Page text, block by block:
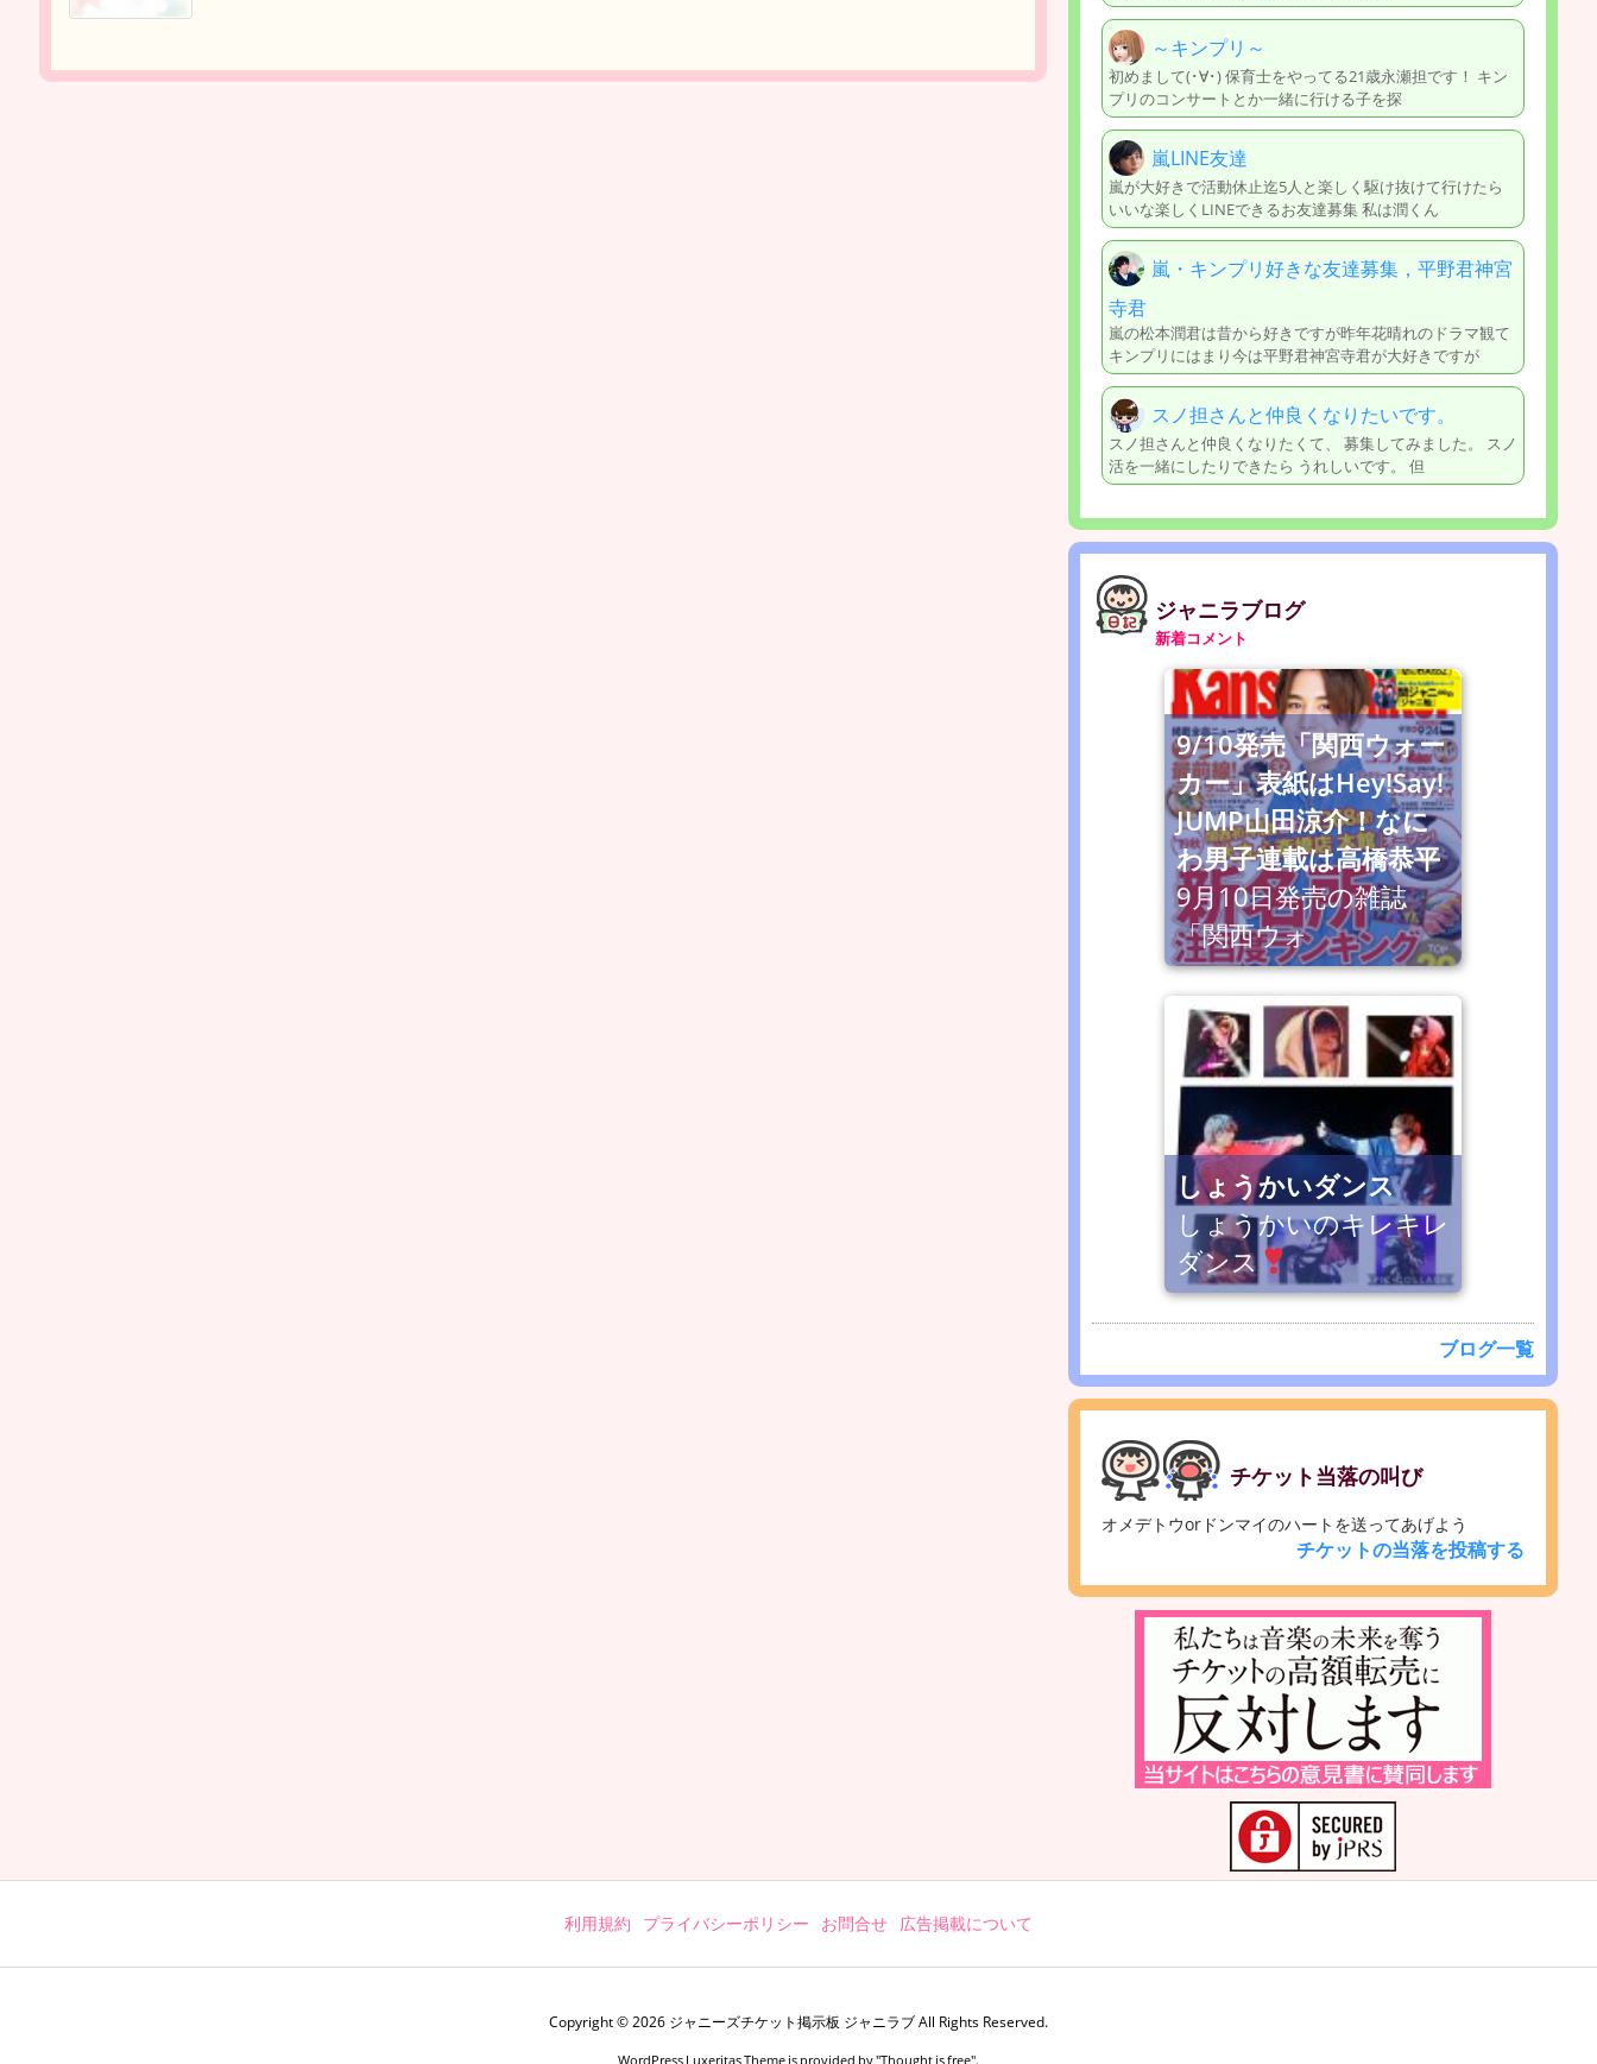
～キンプリ～
初めまして(･∀･) 保育士をやってる21歳永瀬担です！ キン
プリのコンサートとか一緒に行ける子を探
嵐LINE友達
嵐が大好きで活動休止迄5人と楽しく駆け抜けて行けたら
いいな楽しくLINEできるお友達募集 私は潤くん
嵐・キンプリ好きな友達募集，平野君神宮
寺君
嵐の松本潤君は昔から好きですが昨年花晴れのドラマ観て
キンプリにはまり今は平野君神宮寺君が大好きですが
スノ担さんと仲良くなりたいです。
スノ担さんと仲良くなりたくて、 募集してみました。 スノ
活を一緒にしたりできたら うれしいです。 但
ジャニラブログ
新着コメント
9/10発売「関西ウォー
カー」表紙はHey!Say!
JUMP山田涼介！なに
わ男子連載は高橋恭平
9月10日発売の雑誌
「関西ウォ
しょうかいダンス
しょうかいのキレキレ
ダンス
ブログ一覧
チケット当落の叫び
オメデトウorドンマイのハートを送ってあげよう
チケットの当落を投稿する
利用規約 プライバシーポリシー お問合せ 広告掲載について
Copyright ©2026 ジャニーズチケット掲示板 ジャニラブAll Rights Reserved.
WordPress Luxeritas Theme is provided by "Thought is free".